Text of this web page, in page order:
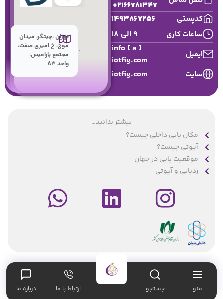
محصولات
هوشمند سازی انبار
021-91098022
تماس با ما منو جستجو ارتباط با ما درباره ما
02166781347
کدپستی
1493867256
ساعات کاری 9 الی 18
ایمیل
info [ a ]
iotfig.com
سایت iotfig.com
تهران ،چیتگر، میدان
موج، خ امیری صفت،
مجتمع پارامیس،
واحد A3
بیشتر بدانید…
مکان یابی داخلی چیست؟
آیوتی چیست؟
موقعیت یابی در جهان
ردیابی و آیوتی